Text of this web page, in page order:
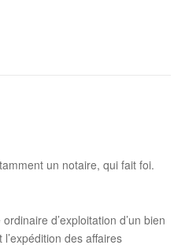
un notaire, qui fait foi.
d’exploitation d’un bien
des affaires